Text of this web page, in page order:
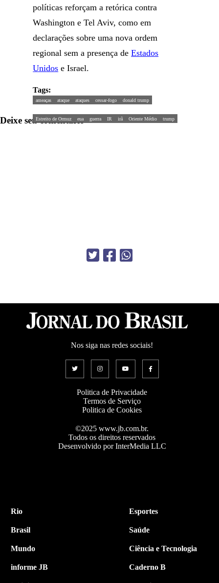
políticas reforçam a retórica contra
Washington e Tel Aviv, como em
declarações sobre uma nova ordem
regional sem a presença deEstados
Unidos e Israel.
Tags:
ameaças ataque ataques cessar-fogo donald trump
Estreito de Ormuz eua guerra IR irã Oriente Médio trump
Deixe seu comentário
Nos siga nas redes sociais!
Politica de Privacidade
Termos de Serviço
Politica de Cookies
©2025 www.jb.com.br.
Todos os direitos reservados
Desenvolvido por InterMedia LLC
Rio
Brasil
Mundo
informe JB
Esportes
Saúde
Ciência e Tecnologia
Caderno B